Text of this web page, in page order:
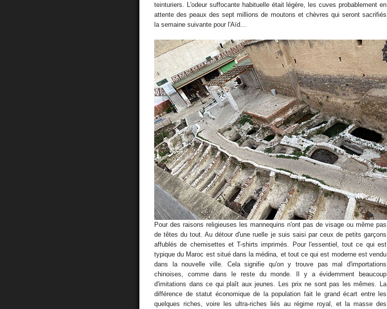
teinturiers. L'odeur suffocante habituelle était légère, les cuves probablement en
attente des peaux des sept millions de moutons et chèvres qui seront sacrifiés
la semaine suivante pour l'Aïd...
Pour des raisons religieuses les mannequins n'ont pas de visage ou même pas
de têtes du tout. Au détour d'une ruelle je suis saisi par ceux de petits garçons
affublés de chemisettes et T-shirts imprimés. Pour l'essentiel, tout ce qui est
typique du Maroc est situé dans la médina, et tout ce qui est moderne est vendu
dans la nouvelle ville. Cela signifie qu'on y trouve pas mal d'importations
chinoises, comme dans le reste du monde. Il y a évidemment beaucoup
d'imitations dans ce qui plaît aux jeunes. Les prix ne sont pas les mêmes. La
différence de statut économique de la population fait le grand écart entre les
quelques riches, voire les ultra-riches liés au régime royal, et la masse des